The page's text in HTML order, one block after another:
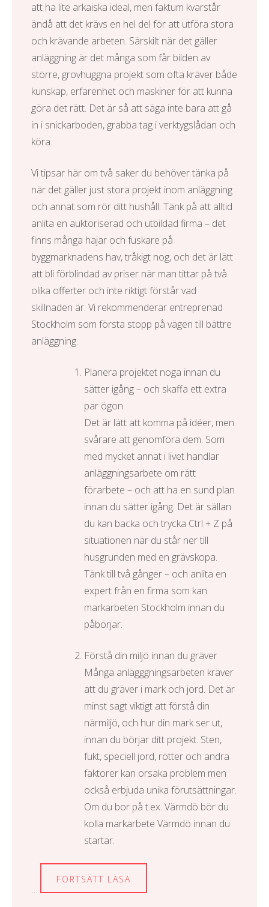
att ha lite arkaiska ideal, men faktum kvarstår
ändå att det krävs en hel del för att utföra stora
och krävande arbeten. Särskilt när det gäller
anläggning är det många som får bilden av
större, grovhuggna projekt som ofta kräver både
kunskap, erfarenhet och maskiner för att kunna
göra det rätt. Det är så att säga inte bara att gå
in i snickarboden, grabba tag i verktygslådan och
köra.
Vi tipsar här om två saker du behöver tänka på
när det gäller just stora projekt inom anläggning
och annat som rör ditt hushåll. Tänk på att alltid
anlita en auktoriserad och utbildad firma – det
finns många hajar och fuskare på
byggmarknadens hav, tråkigt nog, och det är lätt
att bli förblindad av priser när man tittar på två
olika offerter och inte riktigt förstår vad
skillnaden är. Vi rekommenderar entreprenad
Stockholm som första stopp på vägen till bättre
anläggning.
Planera projektet noga innan du
sätter igång – och skaffa ett extra
par ögon
Det är lätt att komma på idéer, men
svårare att genomföra dem. Som
med mycket annat i livet handlar
anläggningsarbete om rätt
förarbete – och att ha en sund plan
innan du sätter igång. Det är sällan
du kan backa och trycka Ctrl + Z på
situationen när du står ner till
husgrunden med en grävskopa.
Tänk till två gånger – och anlita en
expert från en firma som kan
markarbeten Stockholm innan du
påbörjar.
Förstå din miljö innan du gräver
Många anlägggningsarbeten kräver
att du gräver i mark och jord. Det är
minst sagt viktigt att förstå din
närmiljö, och hur din mark ser ut,
innan du börjar ditt projekt. Sten,
fukt, speciell jord, rötter och andra
faktorer kan orsaka problem men
också erbjuda unika förutsättningar.
Om du bor på t.ex. Värmdö bör du
kolla markarbete Värmdö innan du
startar.
…
FORTSÄTT LÄSA